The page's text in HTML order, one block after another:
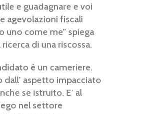
e guadagnare e voi
agevolazioni fiscali
uno come me” spiega
ricerca di una riscossa.
è un cameriere.
dall’ aspetto impacciato
se istruito. E’ al
nel settore